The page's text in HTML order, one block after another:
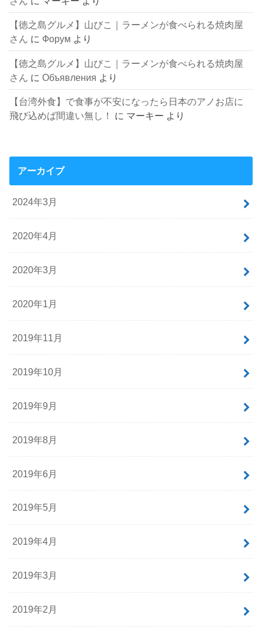
【徳之島グルメ】山びこ｜ラーメンが食べられる焼肉屋
さん に Форум より
【徳之島グルメ】山びこ｜ラーメンが食べられる焼肉屋
さん にОбъявления より
【台湾外食】で食事が不安になったら日本のアノお店に
飛び込めば間違い無し！
に マーキー より
アーカイブ
2024年3月
2020年4月
2020年3月
2020年1月
2019年11月
2019年10月
2019年9月
2019年8月
2019年6月
2019年5月
2019年4月
2019年3月
2019年2月